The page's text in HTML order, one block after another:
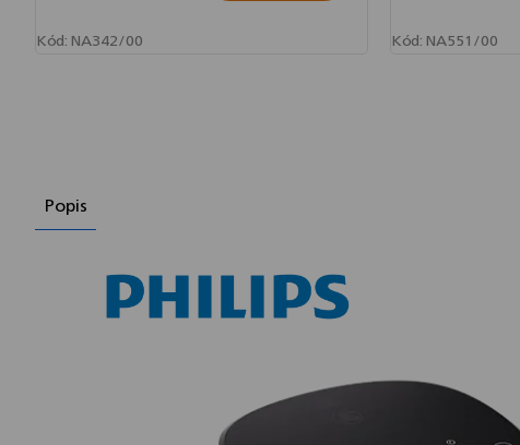
Kód: NA342/00 Kód: NA551/00
Popis